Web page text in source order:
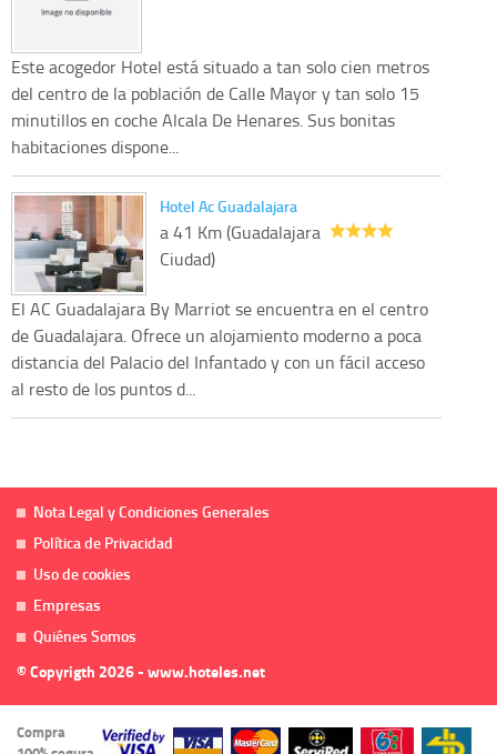
Este acogedor Hotel está situado a tan solo cien metros
del centro de la población de Calle Mayor y tan solo 15
minutillos en coche Alcala De Henares. Sus bonitas
habitaciones dispone...
Hotel Ac Guadalajara
a 41 Km (Guadalajara
Ciudad)
El AC Guadalajara By Marriot se encuentra en el centro
de Guadalajara. Ofrece un alojamiento moderno a poca
distancia del Palacio del Infantado y con un fácil acceso
al resto de los puntos d...
Nota Legal y Condiciones Generales
Política de Privacidad
Uso de cookies
Empresas
Quiénes Somos
© Copyrigth 2026 - www.hoteles.net
Compra